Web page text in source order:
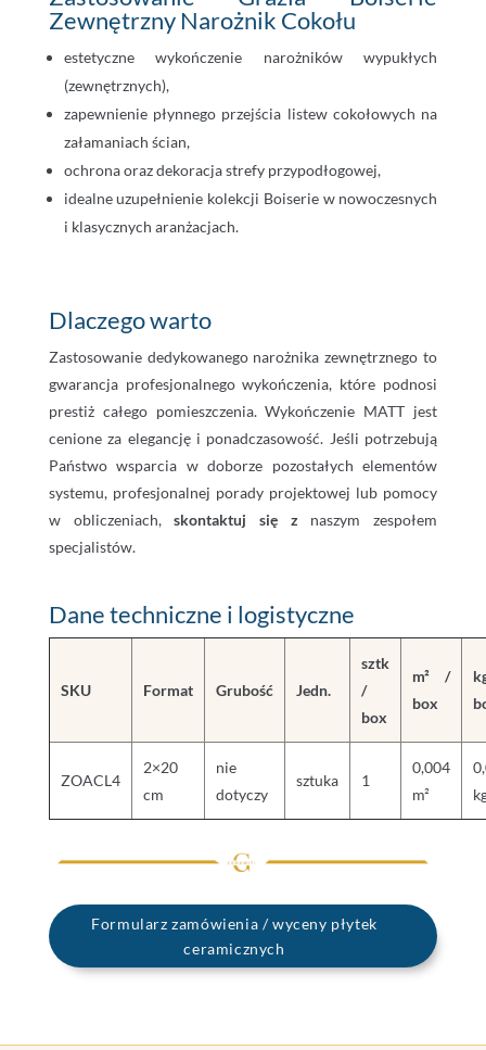
Zewnętrzny Narożnik Cokołu
estetyczne wykończenie narożników wypukłych
(zewnętrznych),
zapewnienie płynnego przejścia listew cokołowych na
załamaniach ścian,
ochrona oraz dekoracja strefy przypodłogowej,
idealne uzupełnienie kolekcji Boiserie w nowoczesnych
i klasycznych aranżacjach.
Dlaczego warto
Zastosowanie dedykowanego narożnika zewnętrznego to
gwarancja profesjonalnego wykończenia, które podnosi
prestiż całego pomieszczenia. Wykończenie MATT jest
cenione za elegancję i ponadczasowość. Jeśli potrzebują
Państwo wsparcia w doborze pozostałych elementów
systemu, profesjonalnej porady projektowej lub pomocy
w obliczeniach,skontaktuj się z naszym zespołem
specjalistów.
Dane techniczne i logistyczne
SKU Format Grubość Jedn.
sztk
/
box
m² /
box
ZOACL4
2×20
cm
nie
dotyczy
sztuka 1
0,004
m²
Formularz zamówienia / wyceny płytek
ceramicznych